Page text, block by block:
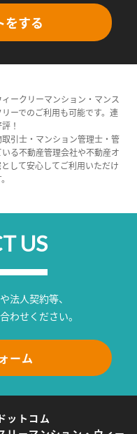
をする
ークリーマンション・マンス
ーでのご利用も可能です。連
！
引士・マンション管理士・管
る不動産管理会社や不動産オ
して安心してご利用いただけ
US
法人契約等、
わせください。
ーム
ットコム